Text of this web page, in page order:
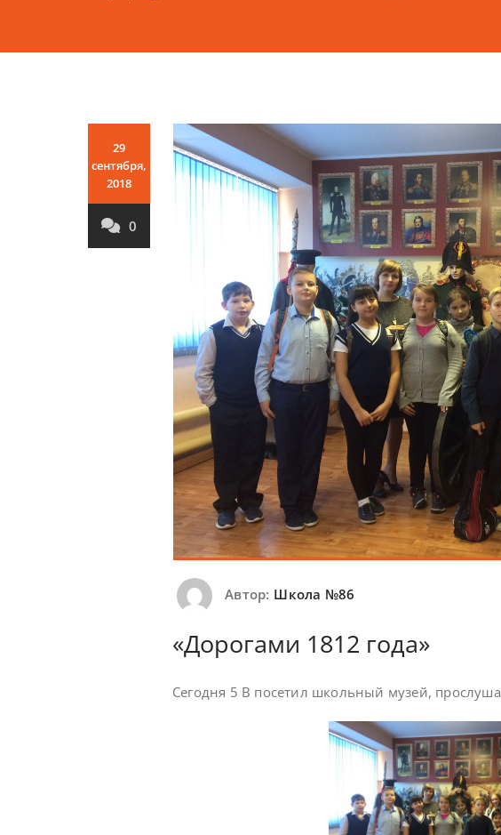
29
сентября,
2018
0
Автор: Школа №86
«Дорогами 1812 года»
Сегодня 5 В посетил школьный музей,